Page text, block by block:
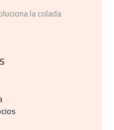
la colada